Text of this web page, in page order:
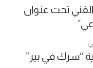
تحت عنوان
“سرك في بير”